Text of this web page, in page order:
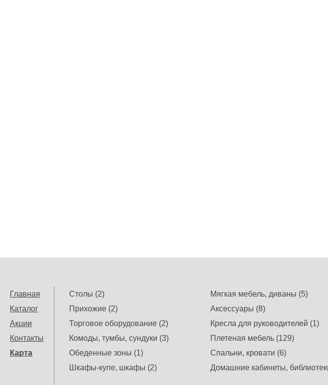
Главная
Каталог
Акции
Контакты
Карта
Столы (2) Мягкая мебель, диваны (5)
Прихожие (2)
Аксессуары (8)
Торговое оборудование (2)
Кресла для руководителей (1)
Комоды, тумбы, сундуки (3)
Плетеная мебель (129)
Обеденные зоны (1)
Спальни, кровати (6)
Шкафы-купе, шкафы (2)
Домашние кабинеты,